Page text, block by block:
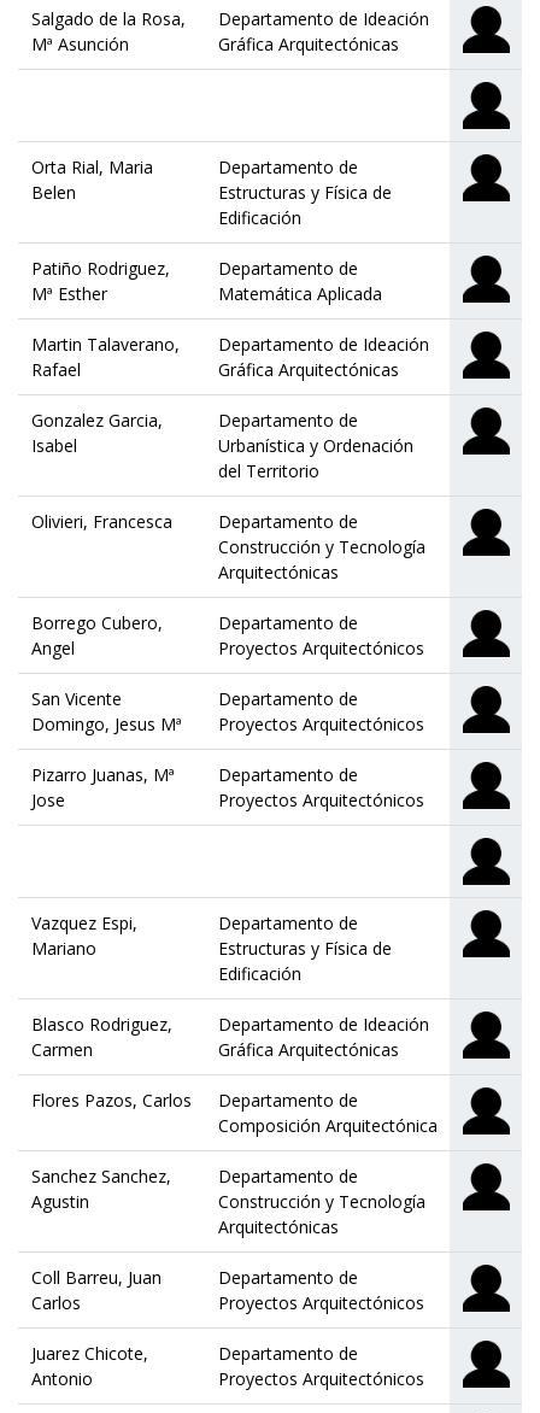
Salgado de la Rosa,
Mª Asunción
Departamento de Ideación
Gráfica Arquitectónicas
Orta Rial, Maria
Belen
Departamento de
Estructuras y Física de
Edificación
Patiño Rodriguez,
Mª Esther
Departamento de
Matemática Aplicada
Martin Talaverano,
Rafael
Departamento de Ideación
Gráfica Arquitectónicas
Gonzalez Garcia,
Isabel
Departamento de
Urbanística y Ordenación
del Territorio
Olivieri, Francesca
Departamento de
Construcción y Tecnología
Arquitectónicas
Borrego Cubero,
Angel
Departamento de
Proyectos Arquitectónicos
San Vicente
Domingo, Jesus Mª
Departamento de
Proyectos Arquitectónicos
Pizarro Juanas, Mª
Jose
Departamento de
Proyectos Arquitectónicos
Vazquez Espi,
Mariano
Departamento de
Estructuras y Física de
Edificación
Blasco Rodriguez,
Carmen
Departamento de Ideación
Gráfica Arquitectónicas
Flores Pazos, Carlos
Departamento de
Composición Arquitectónica
Sanchez Sanchez,
Agustin
Departamento de
Construcción y Tecnología
Arquitectónicas
Coll Barreu, Juan
Carlos
Departamento de
Proyectos Arquitectónicos
Juarez Chicote,
Antonio
Departamento de
Proyectos Arquitectónicos